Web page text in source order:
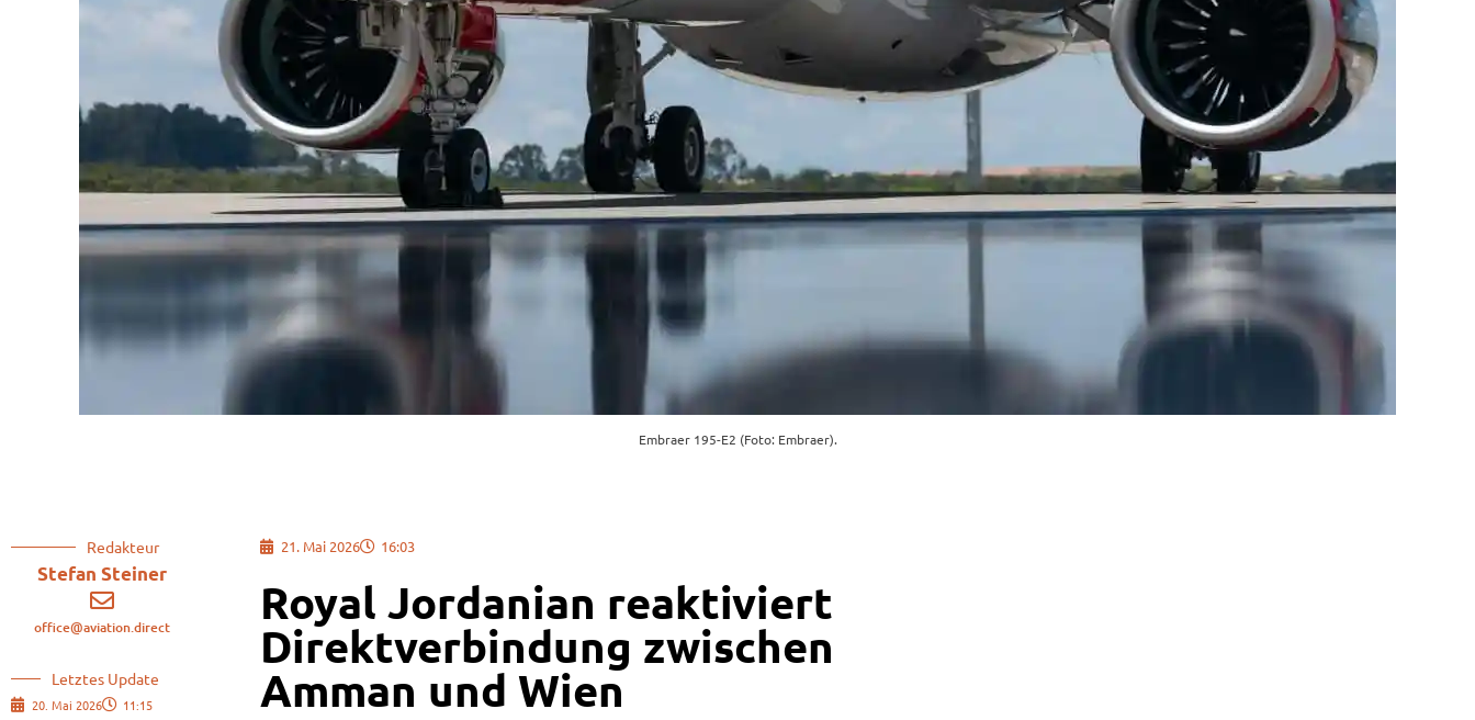
Embraer 195-E2 (Foto: Embraer).
Redakteur
Stefan Steiner
office@aviation.direct
Letztes Update
20. Mai 2026 11:15
21. Mai 2026 16:03
Royal Jordanian reaktiviert
Direktverbindung zwischen
Amman und Wien